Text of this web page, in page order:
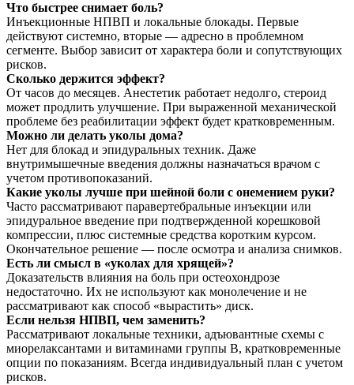
Что быстрее снимает боль?
Инъекционные НПВП и локальные блокады. Первые
действуют системно, вторые — адресно в проблемном
сегменте. Выбор зависит от характера боли и сопутствующих
рисков.
Сколько держится эффект?
От часов до месяцев. Анестетик работает недолго, стероид
может продлить улучшение. При выраженной механической
проблеме без реабилитации эффект будет кратковременным.
Можно ли делать уколы дома?
Нет для блокад и эпидуральных техник. Даже
внутримышечные введения должны назначаться врачом с
учетом противопоказаний.
Какие уколы лучше при шейной боли с онемением руки?
Часто рассматривают паравертебральные инъекции или
эпидуральное введение при подтвержденной корешковой
компрессии, плюс системные средства коротким курсом.
Окончательное решение — после осмотра и анализа снимков.
Есть ли смысл в «уколах для хрящей»?
Доказательств влияния на боль при остеохондрозе
недостаточно. Их не используют как монолечение и не
рассматривают как способ «вырастить» диск.
Если нельзя НПВП, чем заменить?
Рассматривают локальные техники, адъювантные схемы с
миорелаксантами и витаминами группы B, кратковременные
опции по показаниям. Всегда индивидуальный план с учетом
рисков.